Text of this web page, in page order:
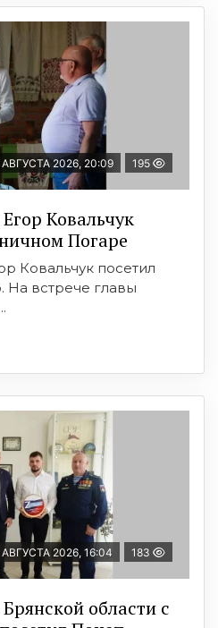
АВГУСТА 2026, 20:09 195
Ковальчук
Погаре
Ковальчук посетил
На встрече главы
АВГУСТА 2026, 16:04 183
области с